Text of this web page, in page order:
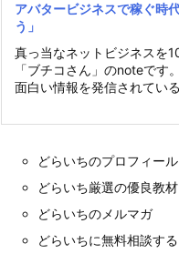
アバタービジネスで稼ぐ時
う」
真っ当なネットビジネスを
「ブチコさん」のnoteです。
面白い情報を発信されてい
どらいちのプロフィール
どらいち厳選の優良教材
どらいちのメルマガ
どらいちに無料相談する